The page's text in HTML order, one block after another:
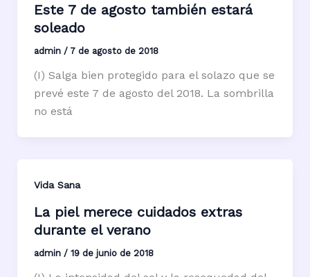
Este 7 de agosto también estará
soleado
admin / 7 de agosto de 2018
(I) Salga bien protegido para el solazo que se
prevé este 7 de agosto del 2018. La sombrilla
no está
Vida Sana
La piel merece cuidados extras
durante el verano
admin / 19 de junio de 2018